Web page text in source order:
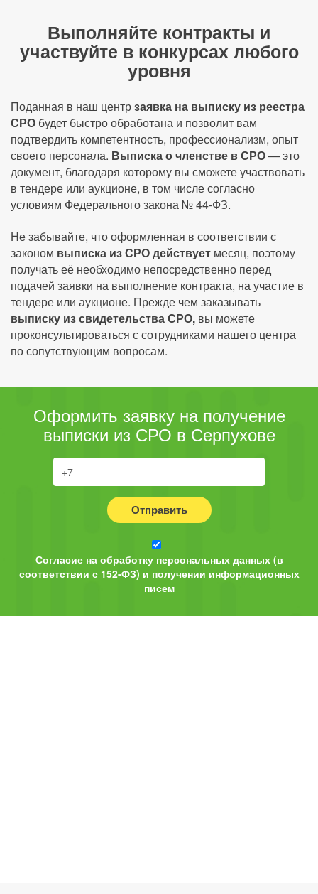
Выполняйте контракты и
участвуйте в конкурсах любого
уровня
Поданная в наш центрзаявка на выписку из реестра
СРО будет быстро обработана и позволит вам
подтвердить компетентность, профессионализм, опыт
своего персонала. Выписка о членстве в СРО— это
документ, благодаря которому вы сможете участвовать
в тендере или аукционе, в том числе согласно
условиям Федерального закона № 44-ФЗ.
Не забывайте, что оформленная в соответствии с
законом выписка из СРО действует месяц, поэтому
получать её необходимо непосредственно перед
подачей заявки на выполнение контракта, на участие в
тендере или аукционе. Прежде чем заказывать
выписку из свидетельства СРО, вы можете
проконсультироваться с сотрудниками нашего центра
по сопутствующим вопросам.
Оформить заявку на получение
выписки из СРО в Серпухове
Отправить
Согласие на обработку персональных данных (в
соответствии с 152-ФЗ) и получении информационных
писем